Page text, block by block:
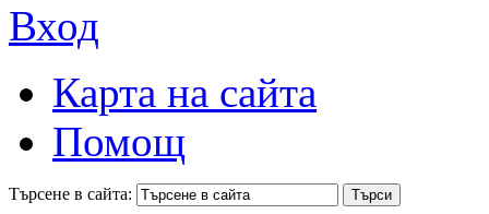
Вход
Карта на сайта
Помощ
Търсене в сайта: